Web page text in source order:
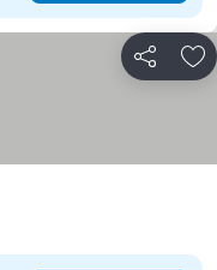
Teilen